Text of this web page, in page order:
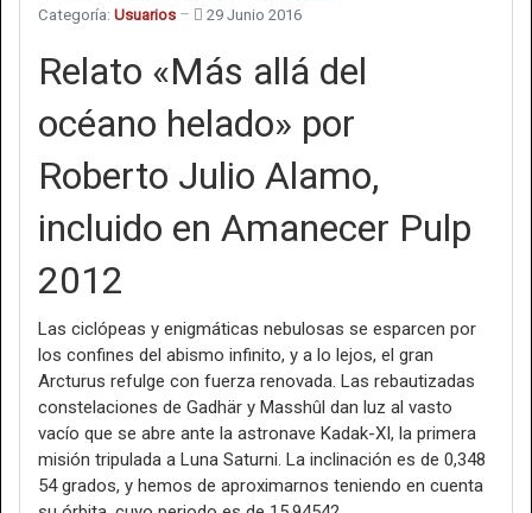
Categoría: Usuarios 29 Junio 2016
Relato «Más allá del
océano helado» por
Roberto Julio Alamo,
incluido en Amanecer Pulp
2012
Las ciclópeas y enigmáticas nebulosas se esparcen por
los confines del abismo infinito, y a lo lejos, el gran
Arcturus refulge con fuerza renovada. Las rebautizadas
constelaciones de Gadhär y Masshûl dan luz al vasto
vacío que se abre ante la astronave Kadak-XI, la primera
misión tripulada a Luna Saturni. La inclinación es de 0,348
54 grados, y hemos de aproximarnos teniendo en cuenta